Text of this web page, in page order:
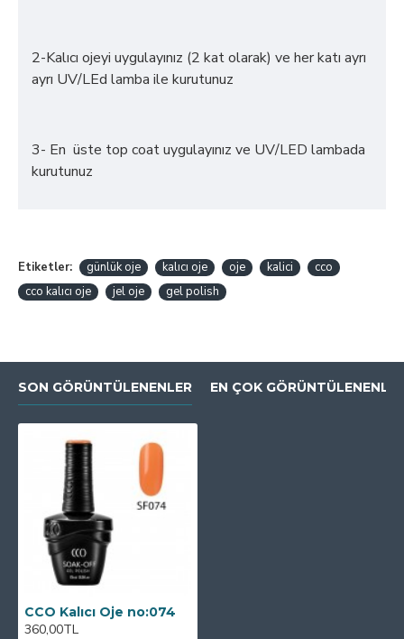
2-Kalıcı ojeyi uygulayınız (2 kat olarak) ve her katı ayrı
ayrı UV/LEd lamba ile kurutunuz
3- En üste top coat uygulayınız ve UV/LED lambada
kurutunuz
Etiketler: günlük oje kalıcı oje oje kalici
cco
cco kalıcı oje
jel oje gel polish
SON GÖRÜNTÜLENENLER EN ÇOK
CCO Kalıcı Oje no:074
360,00TL